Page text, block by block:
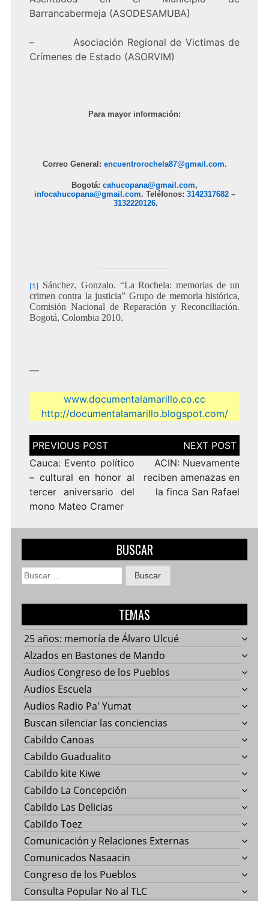
Barrancabermeja (ASODESAMUBA)
– Asociación Regional de Victimas de
Crímenes de Estado (ASORVIM)
Para mayor información:
Correo General: encuentrorochela87@gmail.com.
Bogotá: cahucopana@gmail.com,
infocahucopana@gmail.com. Teléfonos: 3142317682–
3132220126.
[1]
Sánchez, Gonzalo. “La Rochela: memorias de un
crimen contra la justicia” Grupo de memoria histórica,
Comisión Nacional de Reparación y Reconciliación.
Bogotá, Colombia 2010.
—
www.documentalamarillo.co.cc
http://documentalamarillo.blogspot.com/
Navegación
de
entradas
Cauca: Evento político
– cultural en honor al
tercer aniversario del
mono Mateo Cramer
ACIN: Nuevamente
reciben amenazas en
la finca San Rafael
BUSCAR
Buscar:
TEMAS
25 años: memoría de Álvaro Ulcué
Alzados en Bastones de Mando
Audios Congreso de los Pueblos
Audios Escuela
Audios Radio Pa' Yumat
Buscan silenciar las conciencias
Cabildo Canoas
Cabildo Guadualito
Cabildo kite Kiwe
Cabildo La Concepción
Cabildo Las Delicias
Cabildo Toez
Comunicación y Relaciones Externas
Comunicados Nasaacin
Congreso de los Pueblos
Consulta Popular No al TLC